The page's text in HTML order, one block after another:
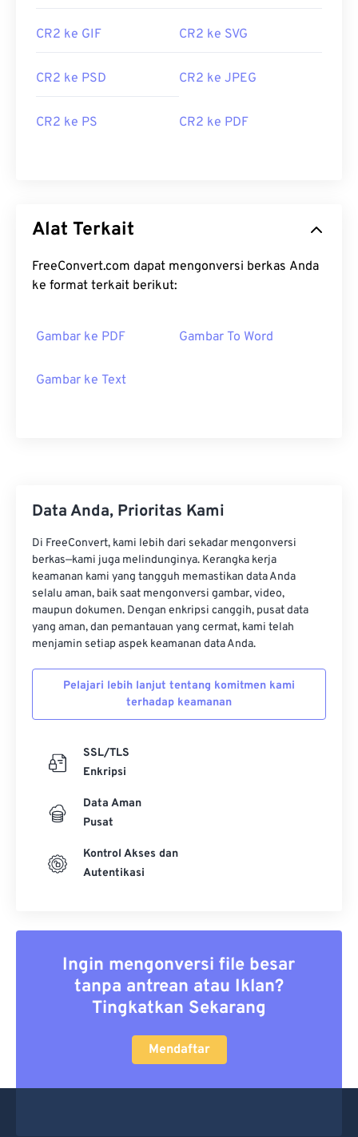
CR2 ke GIF CR2 ke SVG
CR2 ke PSD CR2 ke JPEG
CR2 ke PS CR2 ke PDF
Alat Terkait
FreeConvert.com dapat mengonversi berkas Anda
ke format terkait berikut:
Gambar ke PDF Gambar To Word
Gambar ke Text
Data Anda, Prioritas Kami
Di FreeConvert, kami lebih dari sekadar mengonversi
berkas—kami juga melindunginya. Kerangka kerja
keamanan kami yang tangguh memastikan data Anda
selalu aman, baik saat mengonversi gambar, video,
maupun dokumen. Dengan enkripsi canggih, pusat data
yang aman, dan pemantauan yang cermat, kami telah
menjamin setiap aspek keamanan data Anda.
Pelajari lebih lanjut tentang komitmen kami
terhadap keamanan
SSL/TLS
Enkripsi
Data Aman
Pusat
Kontrol Akses dan
Autentikasi
Ingin mengonversi file besar
tanpa antrean atau Iklan?
Tingkatkan Sekarang
Mendaftar